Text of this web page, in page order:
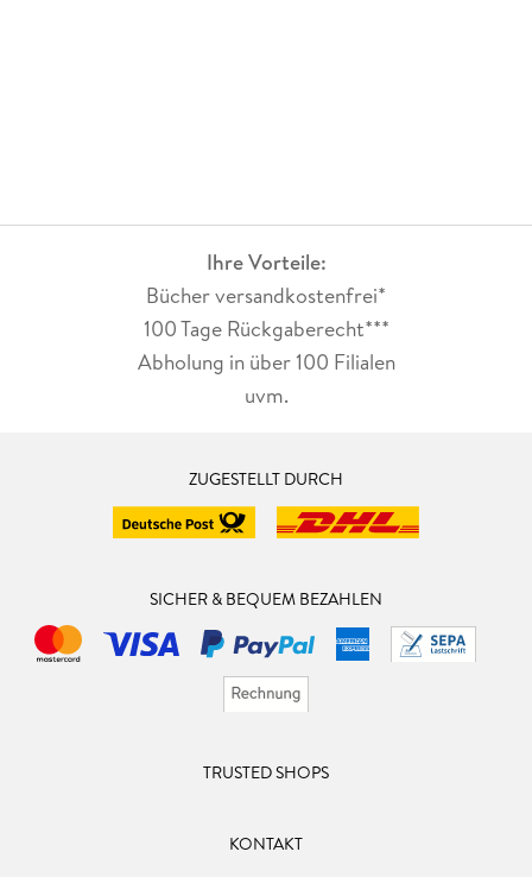
Ihre Vorteile:
Bücher versandkostenfrei*
100 Tage Rückgaberecht***
Abholung in über 100 Filialen
uvm.
ZUGESTELLT DURCH
SICHER & BEQUEM BEZAHLEN
TRUSTED SHOPS
KONTAKT